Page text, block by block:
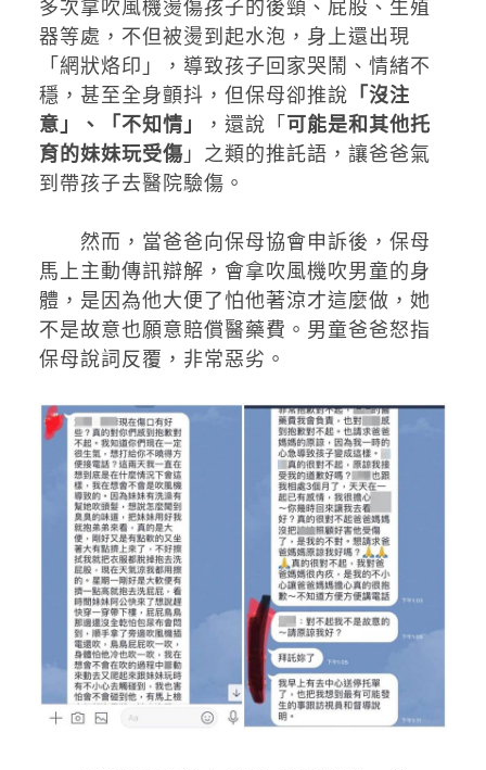
多次拿吹風機燙傷孩子的後頸、屁股、生殖
器等處，不但被燙到起水泡，身上還出現
「網狀烙印」，導致孩子回家哭鬧、情緒不
穩，甚至全身顫抖，但保母卻推說 「沒注
意」、「不知情」
，還說「 可能是和其他托
育的妹妹玩受傷」之類的推託語，讓爸爸氣
到帶孩子去醫院驗傷。
然而，當爸爸向保母協會申訴後，保母
馬上主動傳訊辯解，會拿吹風機吹男童的身
體，是因為他大便了怕他著涼才這麼做，她
不是故意也願意賠償醫藥費。男童爸爸怒指
保母說詞反覆，非常惡劣。